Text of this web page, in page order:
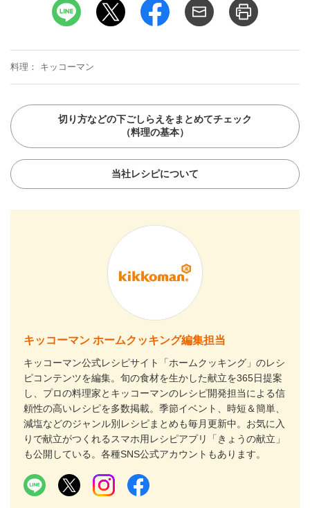
料理 キッコーマン
切り方などの下ごしらえをまとめてチェック
（料理の基本）
当社レシピについて
キッコーマン ホームクッキング編集担当
キッコーマン公式レシピサイト「ホームクッキング」のレシ
ピコンテンツを編集。旬の食材を生かした献立を365日提案
し、プロの料理家とキッコーマンのレシピ開発担当による信
頼性の高いレシピを多数掲載。季節イベント、時短＆簡単、
減塩などのジャンル別レシピまとめも毎月更新中。お気に入
りで献立がつくれるスマホ用レシピアプリ「きょうの献立」
も公開している。各種SNS公式アカウントもあります。